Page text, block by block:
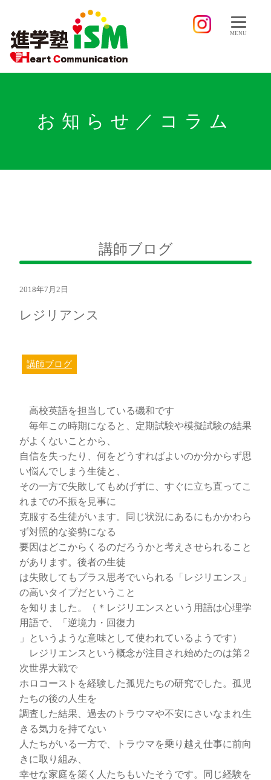
MENU
お知らせ／コラム
講師ブログ
2018年7月2日
レジリアンス
講師ブログ
高校英語を担当している磯和です
毎年この時期になると、定期試験や模擬試験の結果
がよくないことから、
自信を失ったり、何をどうすればよいのか分からず思
い悩んでしまう生徒と、
その一方で失敗してもめげずに、すぐに立ち直ってこ
れまでの不振を見事に
克服する生徒がいます。同じ状況にあるにもかかわら
ず対照的な姿勢になる
要因はどこからくるのだろうかと考えさせられること
があります。後者の生徒
は失敗してもプラス思考でいられる「レジリエンス」
の高いタイプだということ
を知りました。（＊レジリエンスという用語は心理学
用語で、「逆境力・回復力
」というような意味として使われているようです）
レジリエンスという概念が注目され始めたのは第２
次世界大戦で
ホロコーストを経験した孤児たちの研究でした。孤児
たちの後の人生を
調査した結果、過去のトラウマや不安にさいなまれ生
きる気力を持てない
人たちがいる一方で、トラウマを乗り越え仕事に前向
きに取り組み、
幸せな家庭を築く人たちもいたそうです。同じ経験を